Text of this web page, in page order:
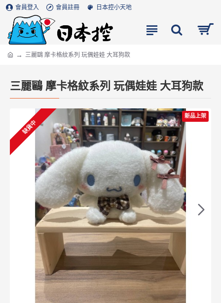
會員登入 會員註冊 日本控小天地
三麗鷗 摩卡格紋系列 玩偶娃娃 大耳狗款
三麗鷗 摩卡格紋系列 玩偶娃娃 大耳狗款
新品上架
缺貨中